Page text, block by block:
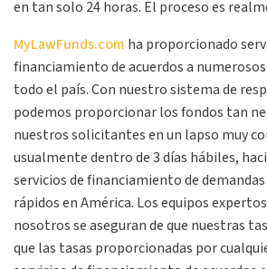
en tan solo 24 horas. El proceso es
MyLawFunds.com ha proporcionado
financiamiento de acuerdos a
todo el país. Con nuestro sistema de
podemos proporcionar los fondos tan
nuestros solicitantes en un lapso muy
usualmente dentro de 3 días hábiles,
servicios de financiamiento de
rápidos en América. Los equipos
nosotros se aseguran de que nuestras
que las tasas proporcionadas por